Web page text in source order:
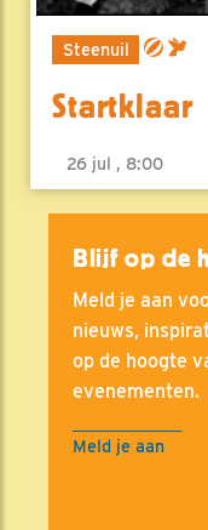
Steenuil
Startklaar
26 jul , 8:00
Blijf op de
Meld je aan
nieuws,
op de hoogte
evenementen.
Meld je aan